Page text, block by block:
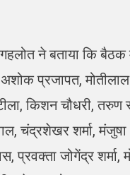
ने बताया कि बैठक
प्रजापत, मोतीलाल
किशन चौधरी, तरुण
चंद्रशेखर शर्मा,
प्रवक्ता जोगेंद्र